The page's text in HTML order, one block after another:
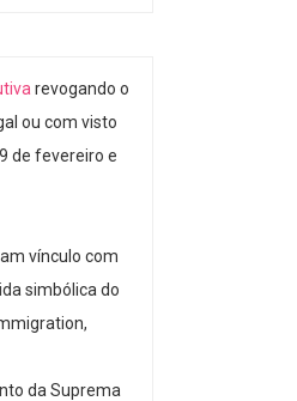
revogando o
ou com visto
de fevereiro e
vínculo com
simbólica do
da Suprema